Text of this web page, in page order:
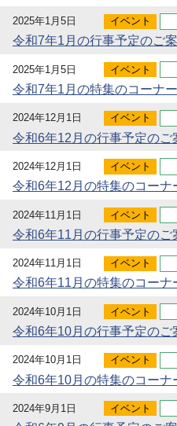
2025年1月5日 イベント
令和7年1月の行事予定のご
2025年1月5日 イベント
令和7年1月の特集のコーナ
2024年12月1日 イベント
令和6年12月の行事予定のご
2024年12月1日 イベント
令和6年12月の特集のコーナ
2024年11月1日 イベント
令和6年11月の行事予定のご
2024年11月1日 イベント
令和6年11月の特集のコーナ
2024年10月1日 イベント
令和6年10月の行事予定のご
2024年10月1日 イベント
令和6年10月の特集のコーナ
2024年9月1日 イベント